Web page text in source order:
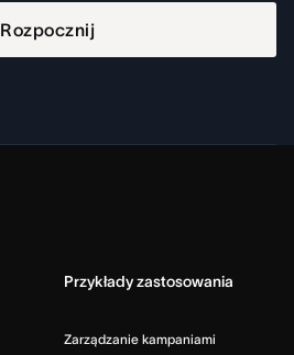
Rozpocznij
Przykłady zastosowania
Zarządzanie kampaniami